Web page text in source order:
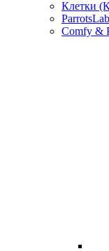
Клетки
Comfy &